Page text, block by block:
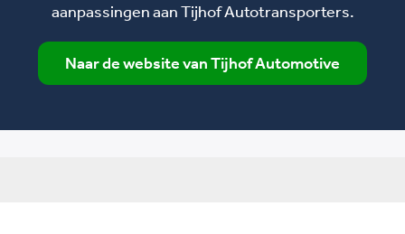
aanpassingen aan Tijhof Autotransporters.
Naar de website van Tijhof Automotive